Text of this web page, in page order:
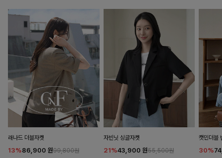
래나드 더블자켓
13%86,900 원99,800원
자빈닛 싱글자켓
21%43,900 원55,500원
캣민더블
30%